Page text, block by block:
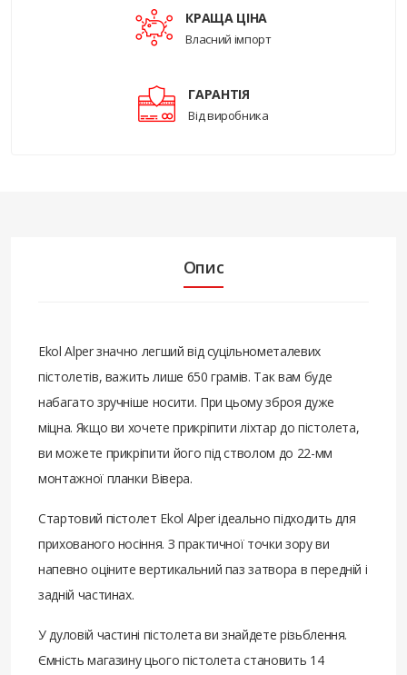
КРАЩА ЦІНА
Власний імпорт
ГАРАНТІЯ
Від виробника
Опис
Ekol Alper значно легший від суцільнометалевих
пістолетів, важить лише 650 грамів. Так вам буде
набагато зручніше носити. При цьому зброя дуже
міцна. Якщо ви хочете прикріпити ліхтар до пістолета,
ви можете прикріпити його під стволом до 22-мм
монтажної планки Вівера.
Стартовий пістолет Ekol Alper ідеально підходить для
прихованого носіння. З практичної точки зору ви
напевно оціните вертикальний паз затвора в передній і
задній частинах.
У дуловій частині пістолета ви знайдете різьблення.
Ємність магазину цього пістолета становить 14